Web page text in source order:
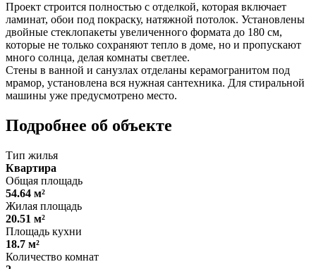
Проект строится полностью с отделкой, которая включает
ламинат, обои под покраску, натяжной потолок. Установлены
двойные стеклопакеты увеличенного формата до 180 см,
которые не только сохраняют тепло в доме, но и пропускают
много солнца, делая комнаты светлее.
Стены в ванной и санузлах отделаны керамогранитом под
мрамор, установлена вся нужная сантехника. Для стиральной
машины уже предусмотрено место.
Подробнее об объекте
Тип жилья
Квартира
Общая площадь
54.64 м²
Жилая площадь
20.51 м²
Площадь кухни
18.7 м²
Количество комнат